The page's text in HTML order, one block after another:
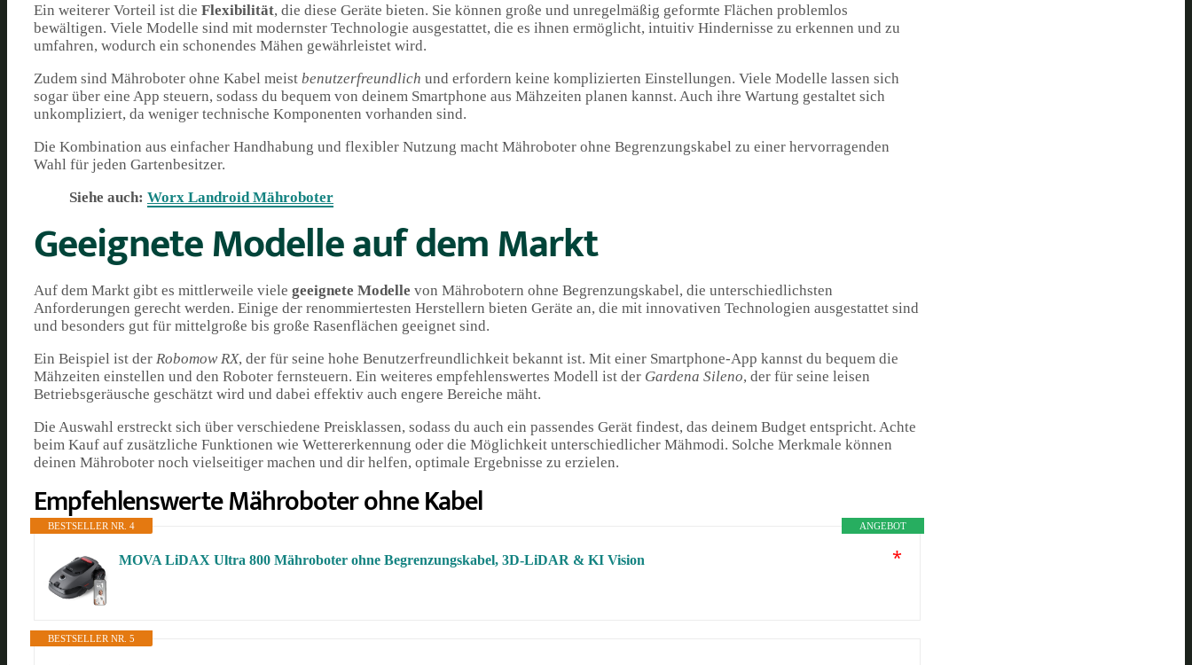
Ein weiterer Vorteil ist die Flexibilität, die diese Geräte bieten. Sie können große und unregelmäßig geformte Flächen problemlos
bewältigen. Viele Modelle sind mit modernster Technologie ausgestattet, die es ihnen ermöglicht, intuitiv Hindernisse zu erkennen und zu
umfahren, wodurch ein schonendes Mähen gewährleistet wird.
Zudem sind Mähroboter ohne Kabel meist benutzerfreundlich und erfordern keine komplizierten Einstellungen. Viele Modelle lassen sich
sogar über eine App steuern, sodass du bequem von deinem Smartphone aus Mähzeiten planen kannst. Auch ihre Wartung gestaltet sich
unkompliziert, da weniger technische Komponenten vorhanden sind.
Die Kombination aus einfacher Handhabung und flexibler Nutzung macht Mähroboter ohne Begrenzungskabel zu einer hervorragenden
Wahl für jeden Gartenbesitzer.
Siehe auch: Worx Landroid Mähroboter
Geeignete Modelle auf dem Markt
Auf dem Markt gibt es mittlerweile viele geeignete Modelle von Mährobotern ohne Begrenzungskabel, die unterschiedlichsten
Anforderungen gerecht werden. Einige der renommiertesten Herstellern bieten Geräte an, die mit innovativen Technologien ausgestattet sind
und besonders gut für mittelgroße bis große Rasenflächen geeignet sind.
Ein Beispiel ist der Robomow RX, der für seine hohe Benutzerfreundlichkeit bekannt ist. Mit einer Smartphone-App kannst du bequem die
Mähzeiten einstellen und den Roboter fernsteuern. Ein weiteres empfehlenswertes Modell ist der Gardena Sileno, der für seine leisen
Betriebsgeräusche geschätzt wird und dabei effektiv auch engere Bereiche mäht.
Die Auswahl erstreckt sich über verschiedene Preisklassen, sodass du auch ein passendes Gerät findest, das deinem Budget entspricht. Achte
beim Kauf auf zusätzliche Funktionen wie Wettererkennung oder die Möglichkeit unterschiedlicher Mähmodi. Solche Merkmale können
deinen Mähroboter noch vielseitiger machen und dir helfen, optimale Ergebnisse zu erzielen.
Empfehlenswerte Mähroboter ohne Kabel
ANGEBOT
BESTSELLER NR. 4
MOVA LiDAX Ultra 800 Mähroboter ohne Begrenzungskabel, 3D-LiDAR & KI Vision *
BESTSELLER NR. 5